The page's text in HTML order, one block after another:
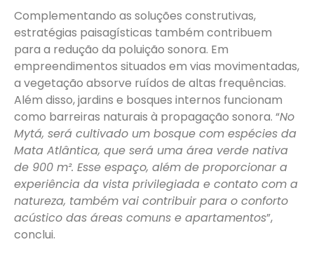
Complementando as soluções construtivas,
estratégias paisagísticas também contribuem
para a redução da poluição sonora. Em
empreendimentos situados em vias movimentadas,
a vegetação absorve ruídos de altas frequências.
Além disso, jardins e bosques internos funcionam
como barreiras naturais à propagação sonora. “No
Mytá, será cultivado um bosque com espécies da
Mata Atlântica, que será uma área verde nativa
de 900 m². Esse espaço, além de proporcionar a
experiência da vista privilegiada e contato com a
natureza, também vai contribuir para o conforto
acústico das áreas comuns e apartamentos”,
conclui.